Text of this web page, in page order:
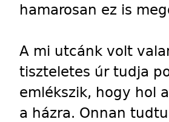
hamarosan ez is
A mi utcánk volt
tiszteletes úr tudja
emlékszik, hogy hol
a házra. Onnan